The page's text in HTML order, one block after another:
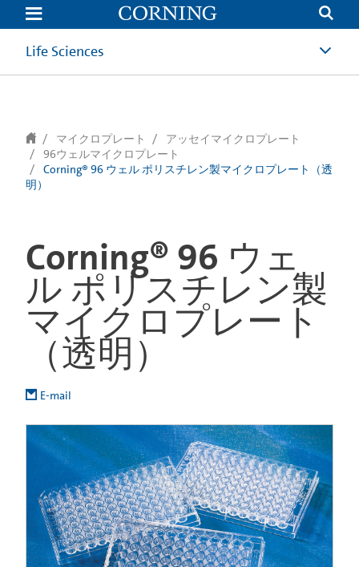
text.skipToContent
text.skipToNavigation
Life Sciences
マイクロプレート
アッセイマイクロプレート
96ウェルマイクロプレート
Corning® 96 ウェル ポリスチレン製マイクロプレート（透
明）
Corning® 96 ウェ
ル ポリスチレン製
マイクロプレート
（透明）
E-mail